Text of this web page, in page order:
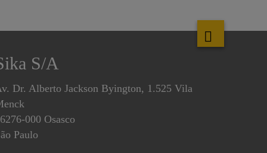
S/A
Dr. Alberto Jackson Byington, 1.525 Vila
000 Osasco
Paulo